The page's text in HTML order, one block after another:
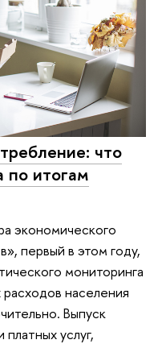
что
по итогам
экономического
первый в этом году,
мониторинга
населения
Выпуск
услуг,